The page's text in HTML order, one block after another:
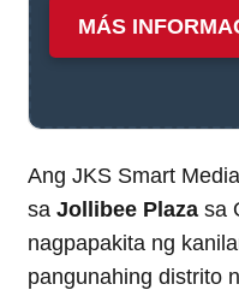
MÁS
Ang JKS Smart
sa Jollibee Plaza sa
nagpapakita ng
pangunahing distrito